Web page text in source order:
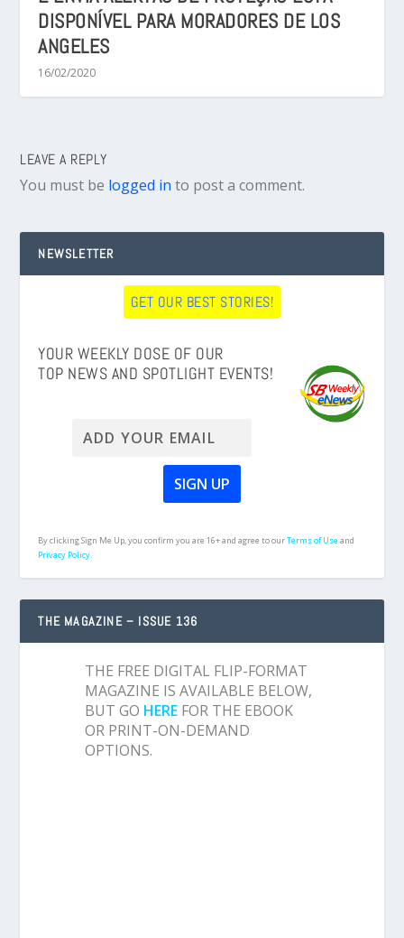
DISPONÍVEL PARA MORADORES DE LOS
ANGELES
16/02/2020
LEAVE A REPLY
You must be logged in to post a comment.
NEWSLETTER
GET OUR BEST STORIES!
YOUR WEEKLY DOSE OF OUR
TOP NEWS AND SPOTLIGHT EVENTS!
By clicking Sign Me Up, you confirm you are 16+ and agree to ourTerms of Useand
Privacy Policy.
THE MAGAZINE – ISSUE 136
THE FREE DIGITAL FLIP-FORMAT
MAGAZINE IS AVAILABLE BELOW,
BUT GO HERE FOR THE EBOOK
OR PRINT-ON-DEMAND
OPTIONS.